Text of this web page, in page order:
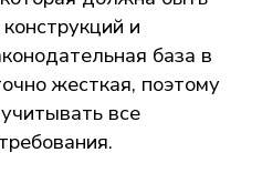
и
база в
жесткая, поэтому
все